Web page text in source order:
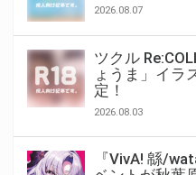
2026.08.07
ツクル
ょうま」イラ
定！
2026.08.03
『VivA! 緜/